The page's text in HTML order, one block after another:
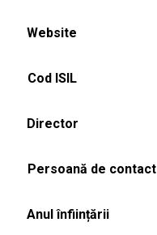
Website
Cod ISIL
Director
Persoană de contact
Anul înființării